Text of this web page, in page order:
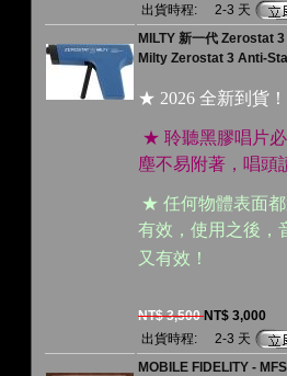
出貨時程:
2-3 天
MILTY 新一代 Zerostat
Milty Zerostat 3 Anti-
★ 2026 全新到貨！
★ 聆聽黑膠唱片
塵不易附著，唱頭
★ 任何物體表面
有效，使用之後，
又有效！
NT$ 3,500NT$ 3,000
出貨時程:
2-3 天
MOBILE FIDELITY -